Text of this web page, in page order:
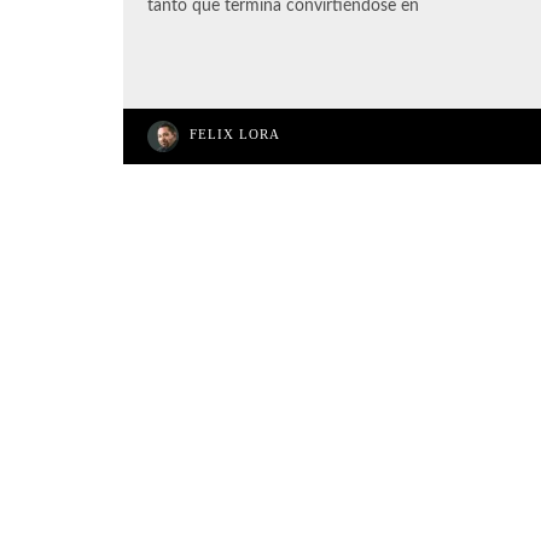
tanto que termina convirtiéndose en
FELIX LORA